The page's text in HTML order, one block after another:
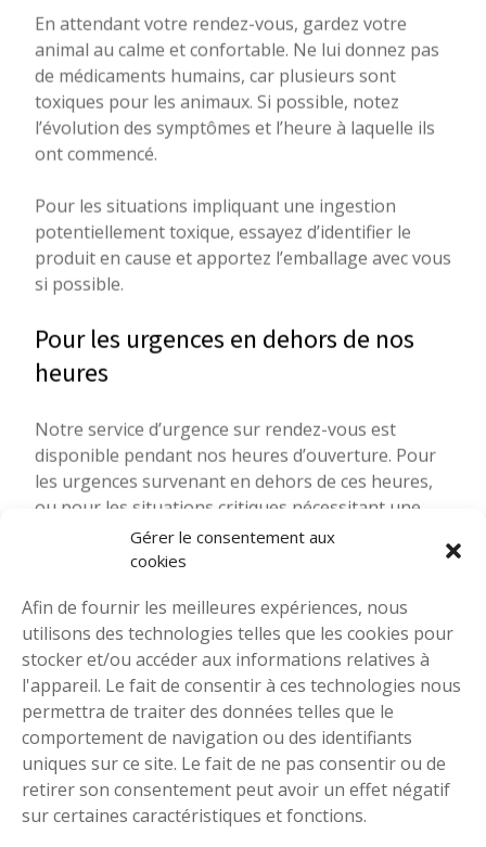
Gérer le consentement aux
cookies
Afin de fournir les meilleures expériences, nous
utilisons des technologies telles que les cookies pour
stocker et/ou accéder aux informations relatives à
l'appareil. Le fait de consentir à ces technologies nous
permettra de traiter des données telles que le
comportement de navigation ou des identifiants
uniques sur ce site. Le fait de ne pas consentir ou de
retirer son consentement peut avoir un effet négatif
sur certaines caractéristiques et fonctions.
En attendant votre rendez-vous, gardez votre
animal au calme et confortable. Ne lui donnez pas
de médicaments humains, car plusieurs sont
toxiques pour les animaux. Si possible, notez
l’évolution des symptômes et l’heure à laquelle ils
ont commencé.
Pour les situations impliquant une ingestion
potentiellement toxique, essayez d’identifier le
produit en cause et apportez l’emballage avec vous
si possible.
Pour les urgences en dehors de nos
heures
Notre service d’urgence sur rendez-vous est
disponible pendant nos heures d’ouverture. Pour
les urgences survenant en dehors de ces heures,
ou pour les situations critiques nécessitant une
surveillance continue, nous vous recommandons
de contacter un centre d’urgence vétérinaire
ouvert 24 heures. Nous pouvons vous orienter
vers les établissements appropriés les plus
proches, comme le centre DMV Nord à Blainville ou
le Centre Vétérinaire Laval.
Notre engagement
L’équipe de l’Hôpital Vétérinaire Chénier s’engage
à prendre en charge les urgences avec le sérieux et